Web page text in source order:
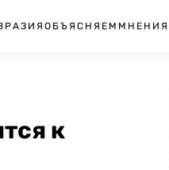
ОБЪЯСНЯЕМ МНЕНИЯ
к